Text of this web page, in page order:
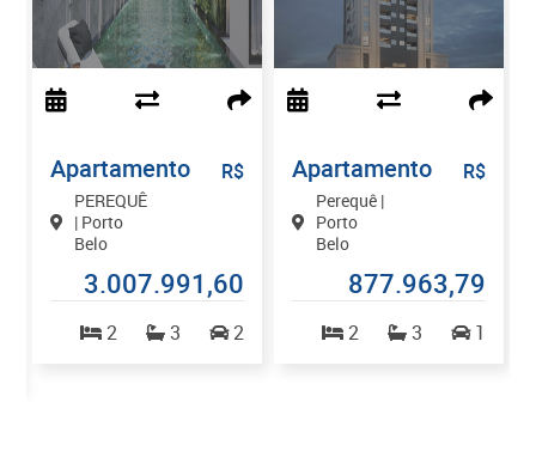
Apartamento
PEREQUÊ
| Porto
Belo
R$
3.007.991,60
2 3 2
Apartamento
Perequê |
Porto
Belo
R$
877.963,79
2 3
1